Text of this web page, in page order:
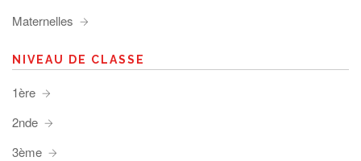
Maternelles
NIVEAU DE CLASSE
1ère
2nde
3ème